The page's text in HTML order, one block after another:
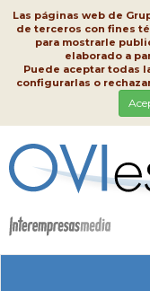
Las páginas web de
de terceros con fines
para mostrarle
elaborado a
Puede aceptar todas
configurarlas o